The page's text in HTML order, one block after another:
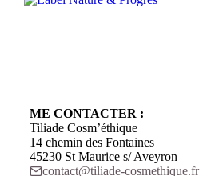
ME CONTACTER :
Tiliade Cosm’éthique
14 chemin des Fontaines
45230 St Maurice s/ Aveyron
contact@tiliade-cosmethique.fr‬